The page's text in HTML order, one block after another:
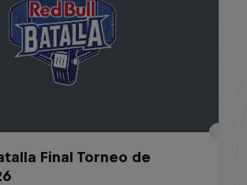
Final Torneo de